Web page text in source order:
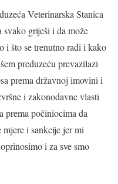
Veterinarska Stanica
griješi i da može
i što se trenutno radi i kako
preduzeću prevazilazi
prema državnoj imovini i
i zakonodavne vlasti
prema počiniocima da
mjere i sankcije jer mi
i za sve smo